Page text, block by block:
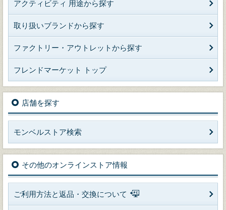
アクティビティ 用途から探す
取り扱いブランドから探す
ファクトリー・アウトレットから探す
フレンドマーケット トップ
店舗を探す
モンベルストア検索
その他のオンラインストア情報
ご利用方法と返品・交換について